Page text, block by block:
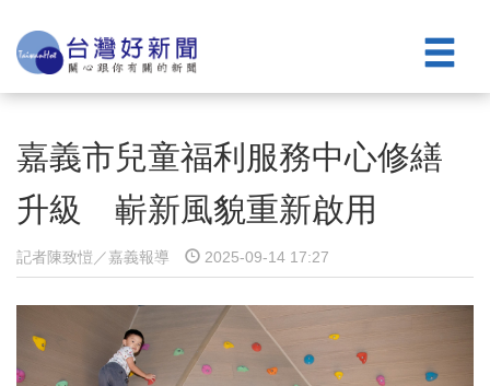
嘉義市兒童福利服務中心修繕
升級 嶄新風貌重新啟用
記者陳致愷／嘉義報導 2025-09-14 17:27